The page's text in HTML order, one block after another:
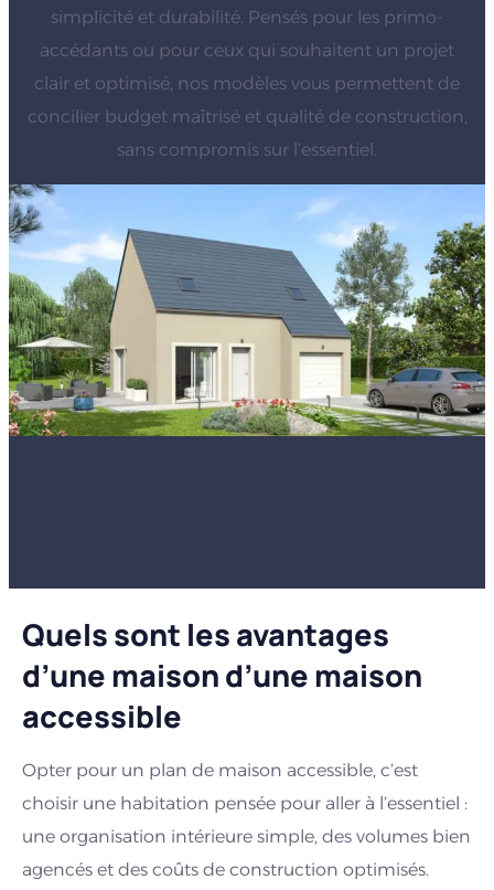
simplicité et durabilité. Pensés pour les primo-
accédants ou pour ceux qui souhaitent un projet
clair et optimisé, nos modèles vous permettent de
concilier budget maîtrisé et qualité de construction,
sans compromis sur l’essentiel.
Quels sont les avantages
d’une maison d’une maison
accessible
Opter pour un plan de maison accessible, c’est
choisir une habitation pensée pour aller à l’essentiel :
une organisation intérieure simple, des volumes bien
agencés et des coûts de construction optimisés.